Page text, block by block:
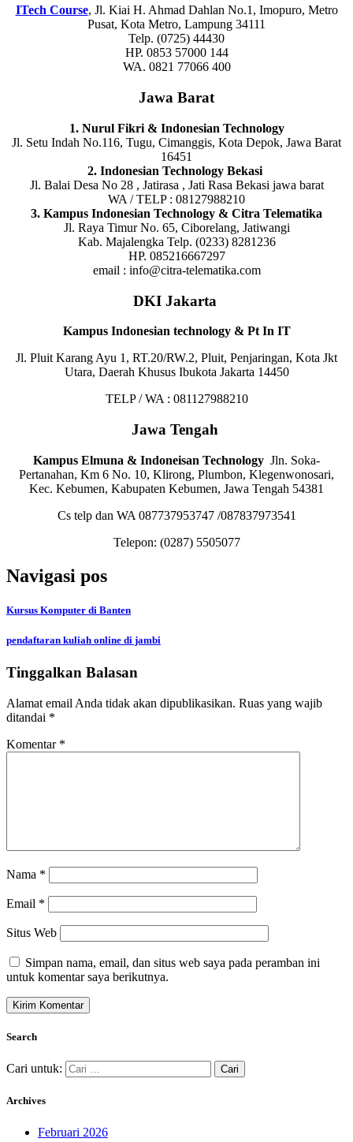
ITech Course, Jl. Kiai H. Ahmad Dahlan No.1, Imopuro, Metro
Pusat, Kota Metro, Lampung 34111
Telp. (0725) 44430
HP. 0853 57000 144
WA. 0821 77066 400
Jawa Barat
1. Nurul Fikri & Indonesian Technology
Jl. Setu Indah No.116, Tugu, Cimanggis, Kota Depok, Jawa Barat
16451
2. Indonesian Technology Bekasi
Jl. Balai Desa No 28 , Jatirasa , Jati Rasa Bekasi jawa barat
WA / TELP : 08127988210
3. Kampus Indonesian Technology & Citra Telematika
Jl. Raya Timur No. 65, Ciborelang, Jatiwangi
Kab. Majalengka Telp. (0233) 8281236
HP. 085216667297
email : info@citra-telematika.com
DKI Jakarta
Kampus Indonesian technology & Pt In IT
Jl. Pluit Karang Ayu 1, RT.20/RW.2, Pluit, Penjaringan, Kota Jkt
Utara, Daerah Khusus Ibukota Jakarta 14450
TELP / WA : 081127988210
Jawa Tengah
Kampus Elmuna & Indoneisan Technology Jln. Soka-
Pertanahan, Km 6 No. 10, Klirong, Plumbon, Klegenwonosari,
Kec. Kebumen, Kabupaten Kebumen, Jawa Tengah 54381
Cs telp dan WA 087737953747 /087837973541
Telepon: (0287) 5505077
Navigasi pos
Kursus Komputer di Banten
pendaftaran kuliah online di jambi
Tinggalkan Balasan
Alamat email Anda tidak akan dipublikasikan. Ruas yang wajib
ditandai *
Komentar *
Nama *
Email *
Situs Web
Simpan nama, email, dan situs web saya pada peramban ini
untuk komentar saya berikutnya.
Search
Cari untuk:
Archives
Februari 2026